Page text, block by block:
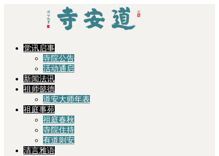
觉讯启事
寺院公告
活动通启
新闻法讯
祖师懿德
道安大师年表
祖庭事苑
祖庭春秋
寺院住持
有道则安
清言雅语